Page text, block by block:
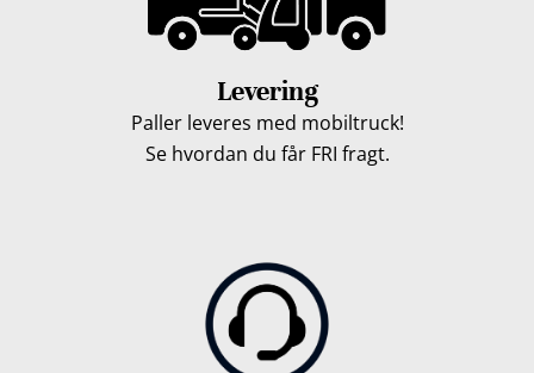
Levering
Paller leveres med mobiltruck!
Se hvordan du får FRI fragt.